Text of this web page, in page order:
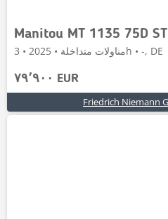
Manitou MT 1135 75D
مناولات متداخلة • 2025 • 3h • -, DE
٧٩٬٩٠٠ EUR
Friedrich Niemann